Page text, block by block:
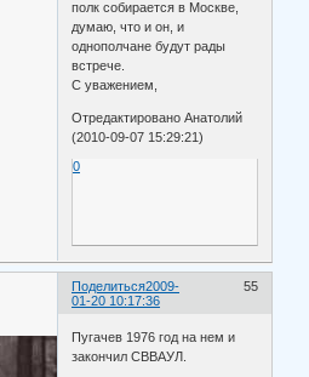
полк собирается в Москве,
думаю, что и он, и
однополчане будут рады
встрече.
С уважением,
Отредактировано Анатолий
(2010-09-07 15:29:21)
0
Поделиться 55
2009-
01-20 10:17:36
Пугачев 1976 год на нем и
закончил СВВАУЛ.